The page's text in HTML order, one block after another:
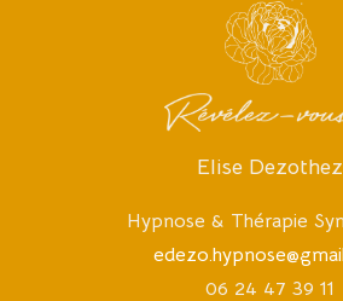
Elise Dezothez
Hypnose & Thérapie
06 24 47 39 11